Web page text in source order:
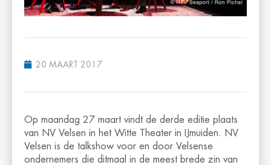
20 MAART 2017
Op maandag 27 maart vindt de derde editie plaats
van NV Velsen in het Witte Theater in IJmuiden. NV
Velsen is de talkshow voor en door Velsense
ondernemers die ditmaal in de meest brede zin van